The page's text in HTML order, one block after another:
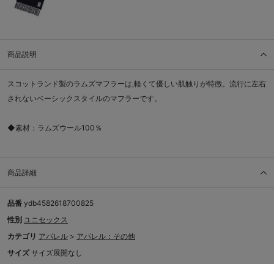
商品説明
スコットランド製のラムズマフラーは,軽くて優しい肌触りが特徴。流行に左右
されないベーシックスタイルのマフラーです。
◆素材：ラムズウール100％
商品詳細
品番 ydb4582618700825
性別 ユニセックス
カテゴリ アパレル > アパレル：その他
サイズ サイズ展開なし